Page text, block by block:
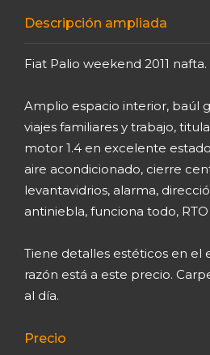
Descripción ampliada
Fiat Palio weekend 2011 nafta.
Amplio espacio interior, baúl
viajes familiares y trabajo,
motor 1.4 en excelente
aire acondicionado, cierre
levantavidrios, alarma,
antiniebla, funciona todo,
Tiene detalles estéticos en el
razón está a este precio.
al día.
Precio